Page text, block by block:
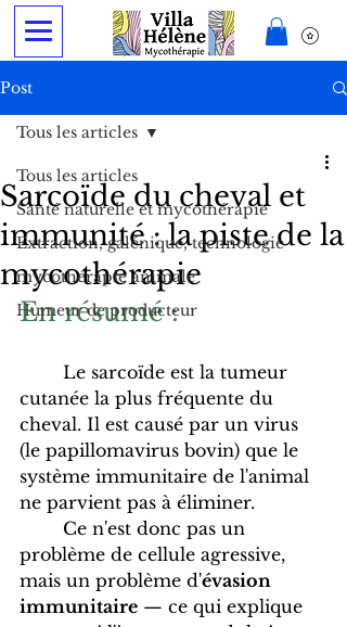
Post
Tous les articles
Santé naturelle et mycothérapie
Extraction, galénique, technologie
mycothérapie animale
Humeur de producteur
Tous les articles
Sarcoïde du cheval et
immunité : la piste de la
mycothérapie
En résumé :
cutanée la plus fréquente du
cheval. Il est causé par un virus
(le papillomavirus bovin) que le
système immunitaire de l'animal
ne parvient pas à éliminer.
problème de cellule agressive,
mais un problème d'évasion
immunitaire — ce qui explique